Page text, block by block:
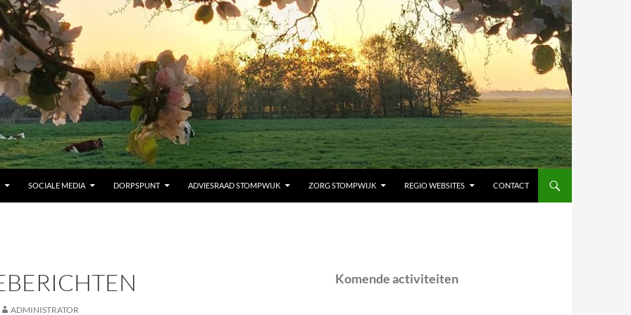
SOCIALE MEDIA DORPSPUNT ADVIESRAAD STOMPWIJK ZORG STOMPWIJK REGIO WEBSITES CONTACT
ADMINISTRATOR
Komende activiteiten